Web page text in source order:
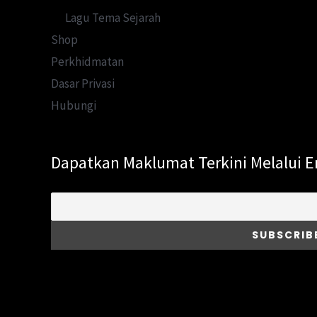
Lagu Tema Sejarah
Shop
Perkhidmatan
Dasar Privasi
Hubungi
Dapatkan Maklumat Terkini Melalui